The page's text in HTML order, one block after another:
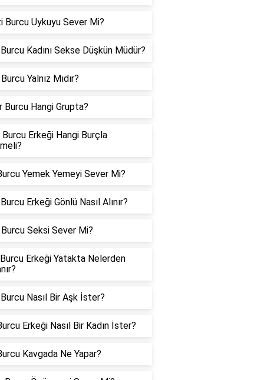
Burcu Uykuyu Sever Mi?
Kadını Sekse Düşkün Müdür?
Yalnız Mıdır?
Burcu Hangi Grupta?
Burcu Erkeği Hangi Burçla
Yemek Yemeyi Sever Mi?
Erkeği Gönlü Nasıl Alınır?
Seksi Sever Mi?
Burcu Erkeği Yatakta Nelerden
Nasıl Bir Aşk İster?
Erkeği Nasıl Bir Kadın İster?
Kavgada Ne Yapar?